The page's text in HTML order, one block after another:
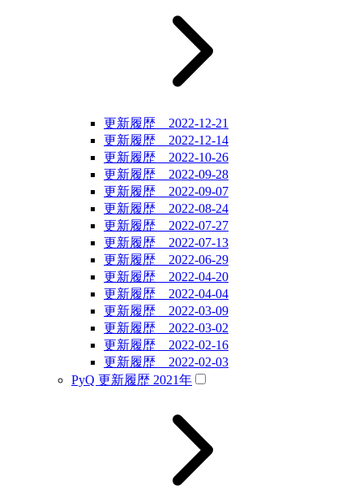
更新履歴 2022-12-21
更新履歴 2022-12-14
更新履歴 2022-10-26
更新履歴 2022-09-28
更新履歴 2022-09-07
更新履歴 2022-08-24
更新履歴 2022-07-27
更新履歴 2022-07-13
更新履歴 2022-06-29
更新履歴 2022-04-20
更新履歴 2022-04-04
更新履歴 2022-03-09
更新履歴 2022-03-02
更新履歴 2022-02-16
更新履歴 2022-02-03
PyQ 更新履歴 2021年